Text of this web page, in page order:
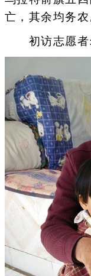
亡，其余均务
初访志愿者: